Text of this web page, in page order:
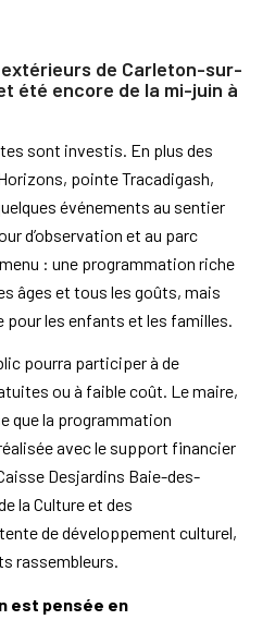
de Carleton-sur-
été encore de la mi-juin à
sont investis. En plus des
pointe Tracadigash,
événements au sentier
d’observation et au parc
: une programmation riche
âges et tous les goûts, mais
les enfants et les familles.
pourra participer à de
ou à faible coût. Le maire,
que la programmation
avec le support financier
Desjardins Baie-des-
la Culture et des
de développement culturel,
rassembleurs.
est pensée en